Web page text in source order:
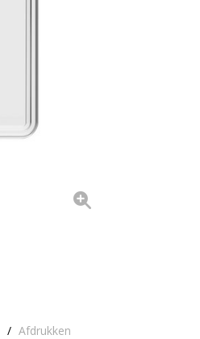
/ Afdrukken